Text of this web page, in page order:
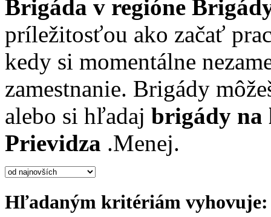
Brigáda v regióne
príležitosťou ako začať
kedy si momentálne
zamestnanie. Brigády
alebo si hľadaj brigády na
Prievidza .Menej.
Hľadaným kritériám vyhovuje: